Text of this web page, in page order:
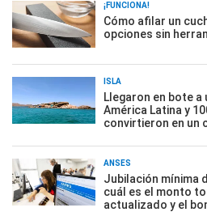
¡FUNCIONA!
Cómo afilar un
opciones sin
ISLA
Llegaron en bote
América Latina y
convirtieron en un
ANSES
Jubilación mínima
cuál es el monto
actualizado y el